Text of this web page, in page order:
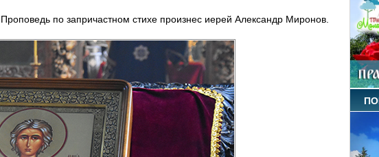
по запричастном стихе произнес иерей Александр Миронов.